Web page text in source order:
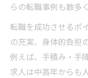
らの転職事例も数多
転職を成功させるポ
の充実、身体的負担
例えば、手積み・手
求人は中高年からも